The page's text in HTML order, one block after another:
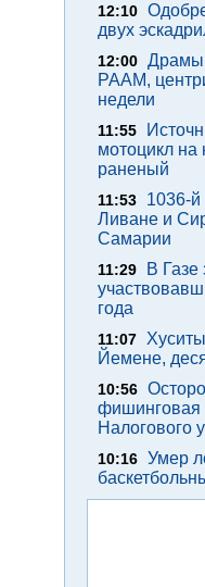
12:10
двух
12:00 Драмы
РААМ,
недели
11:55
мотоцикл на
раненый
11:53
1036-й
Ливане и
Самарии
11:29
В
года
11:07
Йемене,
10:56
фишинговая
Налогового
10:16 Умер